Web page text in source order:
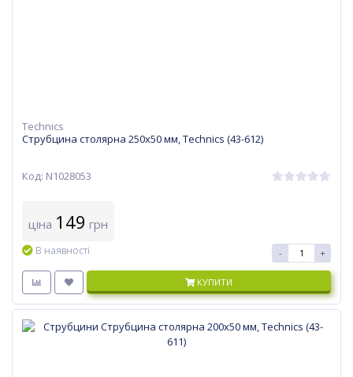
Technics
Струбцина столярна 250х50 мм, Technics (43-612)
Код: N1028053
ціна 149 грн
В наявності - +
КУПИТИ